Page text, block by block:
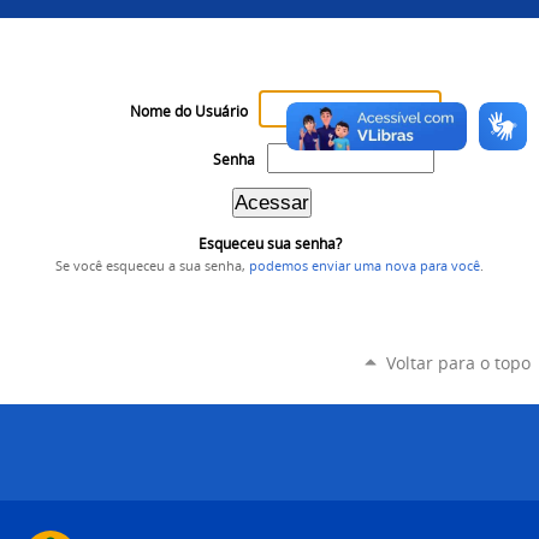
Nome do Usuário
Senha
Esqueceu sua senha?
Se você esqueceu a sua senha, podemos enviar uma nova para você
Voltar para o topo